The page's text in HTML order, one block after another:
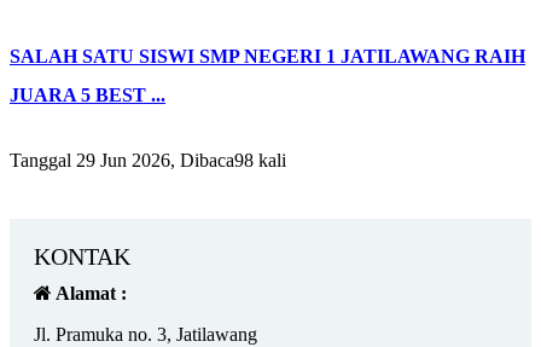
SALAH SATU SISWI SMP NEGERI 1 JATILAWANG RAIH
JUARA 5 BEST ...
Tanggal 29 Jun 2026, Dibaca98 kali
KONTAK
Alamat :
Jl. Pramuka no. 3, Jatilawang